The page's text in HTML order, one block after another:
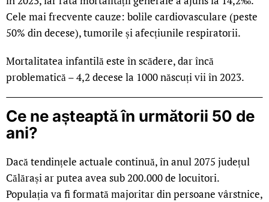
Cele mai frecvente cauze: bolile cardiovasculare (peste
50% din decese), tumorile și afecțiunile respiratorii.
Mortalitatea infantilă este în scădere, dar încă
problematică – 4,2 decese la 1000 născuți vii în 2023.
Ce ne așteaptă în următorii 50 de
ani?
Dacă tendințele actuale continuă, în anul 2075 județul
Călărași ar putea avea sub 200.000 de locuitori.
Populația va fi formată majoritar din persoane vârstnice,